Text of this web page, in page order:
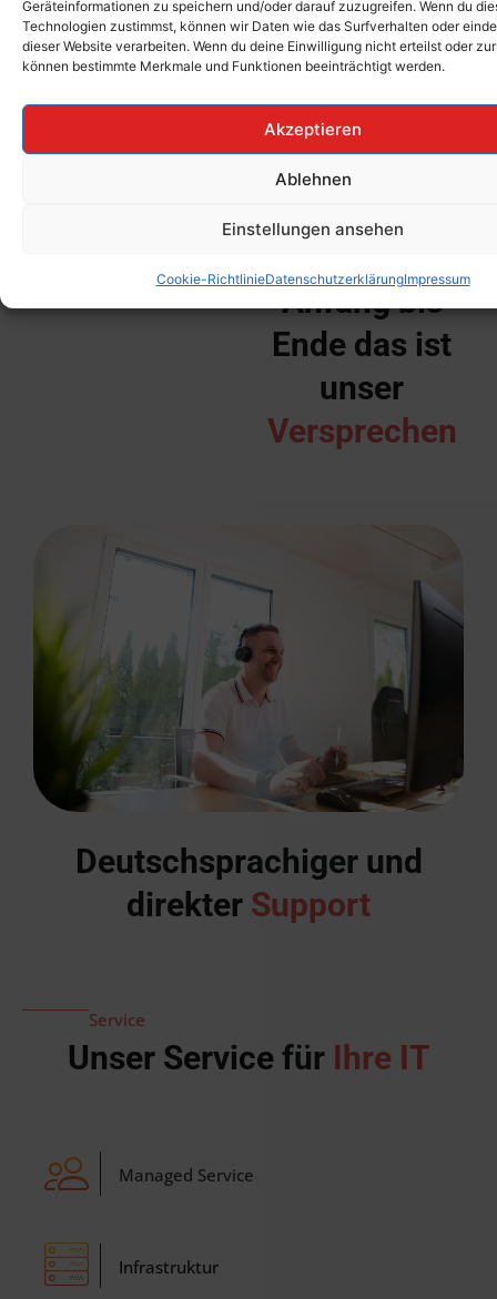
Geräteinformationen zu speichern und/oder darauf zuzugreifen. Wenn du
Technologien zustimmst, können wir Daten wie das Surfverhalten oder
dieser Website verarbeiten. Wenn du deine Einwilligung nicht erteilst oder
können bestimmte Merkmale und Funktionen beeinträchtigt werden.
Akzeptieren
Ablehnen
Einstellungen ansehen
Cookie-RichtlinieDatenschutzerklärungImpressum
Zu Unserem Team
Wir
unterstützen
Anfang bis
Ende das ist
unser
Versprechen
Deutschsprachiger und
direkter Support
Service
Unser Service fürIhre IT
Managed Service
Infrastruktur